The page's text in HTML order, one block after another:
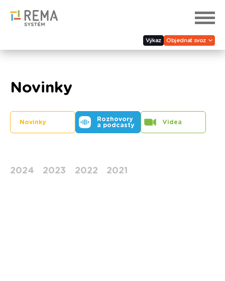
Výkaz Objednat svoz
Novinky
Novinky
Rozhovory
a podcasty
Videa
2024 2023 2022 2021